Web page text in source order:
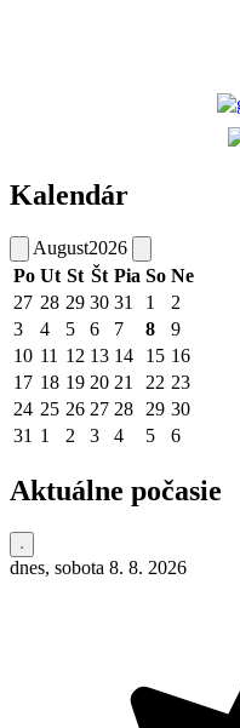
Kalendár
August2026
Po Ut St Št Pia So Ne
27 28 29 30 31 1
2
3
4 5 6 7 8
9
10 11 12 13 14 15 16
17 18 19 20 21 22 23
24 25 26 27 28 29 30
31 1 2 3 4 5 6
Aktuálne počasie
dnes, sobota 8. 8. 2026